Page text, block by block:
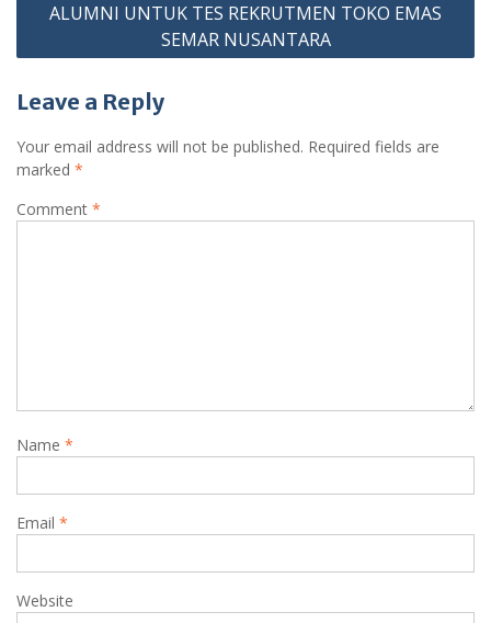
ALUMNI UNTUK TES REKRUTMEN TOKO EMAS
SEMAR NUSANTARA
Leave a Reply
Your email address will not be published. Required fields are
marked *
Comment *
Name *
Email *
Website